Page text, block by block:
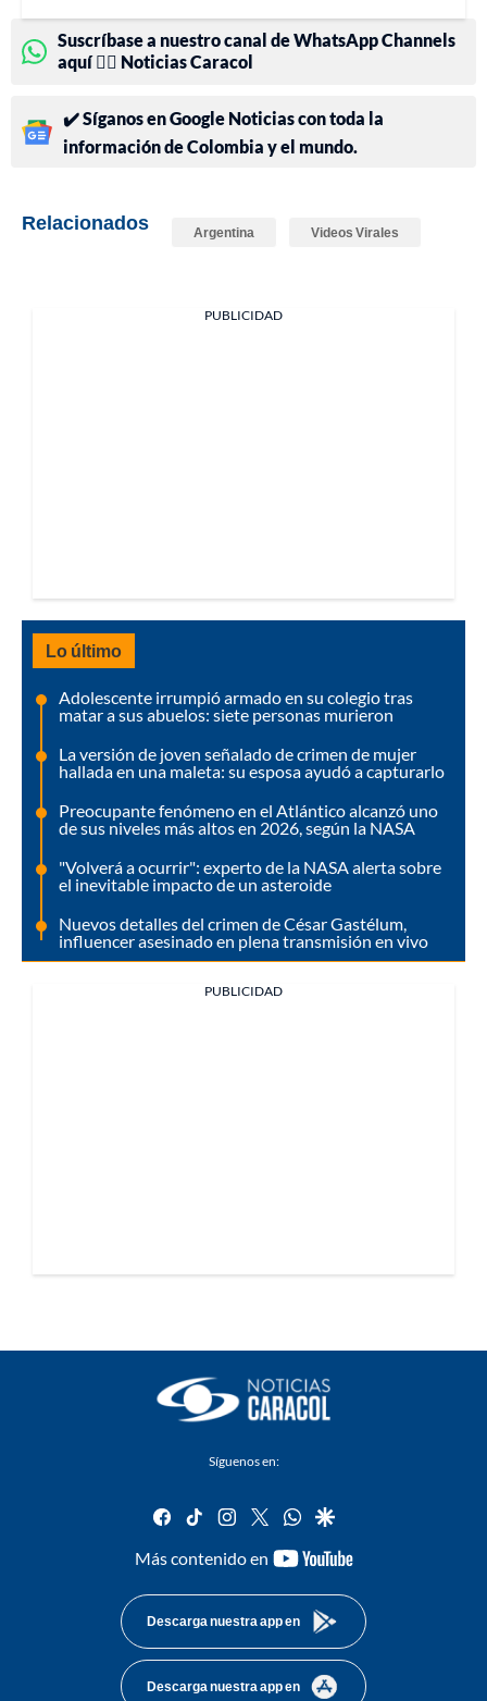
Suscríbase a nuestro canal de WhatsApp Channels
aquí 👉🏻 Noticias Caracol
✔️ Síganos en Google Noticias con toda la
información de Colombia y el mundo.
Relacionados Argentina Videos Virales
PUBLICIDAD
Lo último
Adolescente irrumpió armado en su colegio tras
matar a sus abuelos: siete personas murieron
La versión de joven señalado de crimen de mujer
hallada en una maleta: su esposa ayudó a capturarlo
Preocupante fenómeno en el Atlántico alcanzó uno
de sus niveles más altos en 2026, según la NASA
"Volverá a ocurrir": experto de la NASA alerta sobre
el inevitable impacto de un asteroide
Nuevos detalles del crimen de César Gastélum,
influencer asesinado en plena transmisión en vivo
PUBLICIDAD
Síguenos en:
facebook
tiktok instagram
twitterwhatsapp
google
Más contenido en
youtube-
Descarga nuestra app en
Descarga nuestra app en